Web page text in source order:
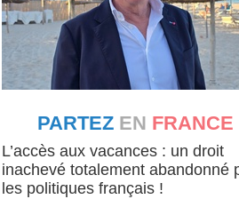
PARTEZ EN FRANCE
L’accès aux vacances : un droit
inachevé totalement abandonné
les politiques français !